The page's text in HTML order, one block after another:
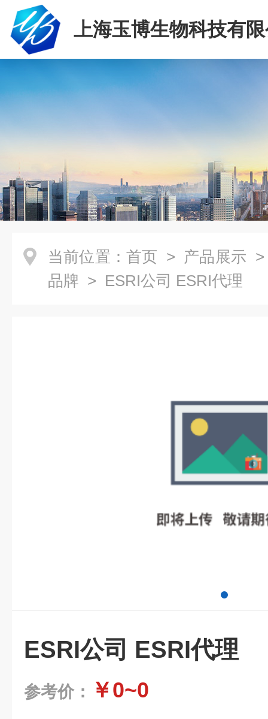
上海玉博生物科技有
当前位置： 首页 > 产品展示
品牌 > ESRI公司 ESRI代理
ESRI公司 ESRI代理
参考价： ￥0~0